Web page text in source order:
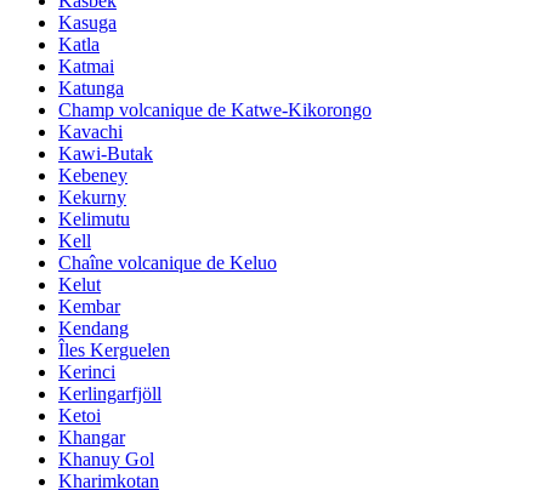
Kasuga
Katla
Katmai
Katunga
Champ volcanique de Katwe-Kikorongo
Kavachi
Kawi-Butak
Kebeney
Kekurny
Kelimutu
Kell
Chaîne volcanique de Keluo
Kelut
Kembar
Kendang
Îles Kerguelen
Kerinci
Kerlingarfjöll
Ketoi
Khangar
Khanuy Gol
Kharimkotan